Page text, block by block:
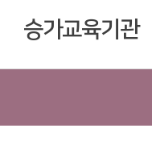
승가교육기관